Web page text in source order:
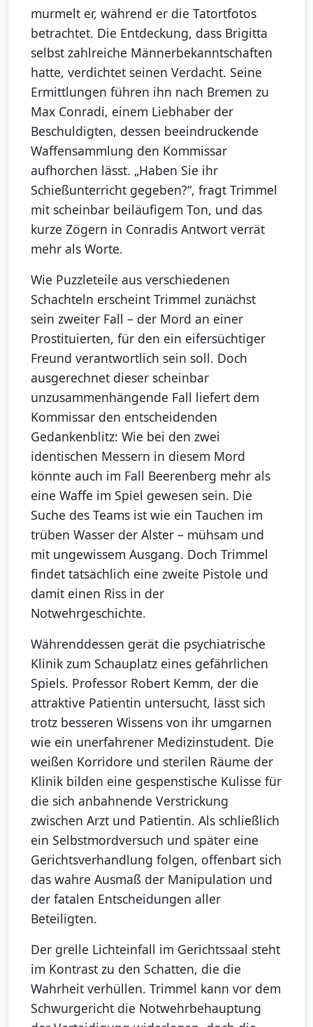
murmelt er, während er die Tatortfotos
betrachtet. Die Entdeckung, dass Brigitta
selbst zahlreiche Männerbekanntschaften
hatte, verdichtet seinen Verdacht. Seine
Ermittlungen führen ihn nach Bremen zu
Max Conradi, einem Liebhaber der
Beschuldigten, dessen beeindruckende
Waffensammlung den Kommissar
aufhorchen lässt. „Haben Sie ihr
Schießunterricht gegeben?“, fragt Trimmel
mit scheinbar beiläufigem Ton, und das
kurze Zögern in Conradis Antwort verrät
mehr als Worte.
Wie Puzzleteile aus verschiedenen
Schachteln erscheint Trimmel zunächst
sein zweiter Fall – der Mord an einer
Prostituierten, für den ein eifersüchtiger
Freund verantwortlich sein soll. Doch
ausgerechnet dieser scheinbar
unzusammenhängende Fall liefert dem
Kommissar den entscheidenden
Gedankenblitz: Wie bei den zwei
identischen Messern in diesem Mord
könnte auch im Fall Beerenberg mehr als
eine Waffe im Spiel gewesen sein. Die
Suche des Teams ist wie ein Tauchen im
trüben Wasser der Alster – mühsam und
mit ungewissem Ausgang. Doch Trimmel
findet tatsächlich eine zweite Pistole und
damit einen Riss in der
Notwehrgeschichte.
Währenddessen gerät die psychiatrische
Klinik zum Schauplatz eines gefährlichen
Spiels. Professor Robert Kemm, der die
attraktive Patientin untersucht, lässt sich
trotz besseren Wissens von ihr umgarnen
wie ein unerfahrener Medizinstudent. Die
weißen Korridore und sterilen Räume der
Klinik bilden eine gespenstische Kulisse für
die sich anbahnende Verstrickung
zwischen Arzt und Patientin. Als schließlich
ein Selbstmordversuch und später eine
Gerichtsverhandlung folgen, offenbart sich
das wahre Ausmaß der Manipulation und
der fatalen Entscheidungen aller
Beteiligten.
Der grelle Lichteinfall im Gerichtssaal steht
im Kontrast zu den Schatten, die die
Wahrheit verhüllen. Trimmel kann vor dem
Schwurgericht die Notwehrbehauptung